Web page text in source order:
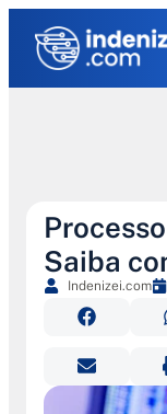
Saiba
Indenizei.com